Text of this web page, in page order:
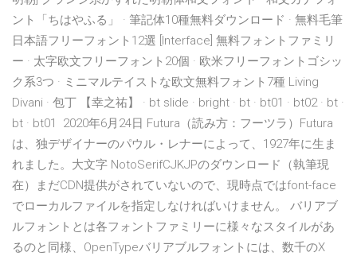
ント「ちはやふる」 · 筆記体10種無料ダウンロード · 無料毛筆
日本語フリーフォント12選 [Interface] 無料フォントファミリ
ー · 太字欧文フリーフォント20個 · 欧米フリーフォントゴシッ
ク系3つ · ミニマルテイストな欧文無料フォント7種 Living
Divani · 包丁 【幸之祐】 · bt slide · bright · bt · bt01 · bt02 · bt ·
bt · bt01 2020年6月24日 Futura（読み方：フーツラ）Futura
は、独デザイナーのパウル・レナーによって、1927年に生ま
れました。大文字 NotoSerifCJKJPのダウンロード（執筆現
在）まだCDN提供がされていないので、現時点ではfont-face
でローカルファイルを指定しなければいけません。 バリアブ
ルフォントとは各フォントファミリーに様々なスタイルがあ
るのと同様、OpenTypeバリアブルフォントには、数千のX